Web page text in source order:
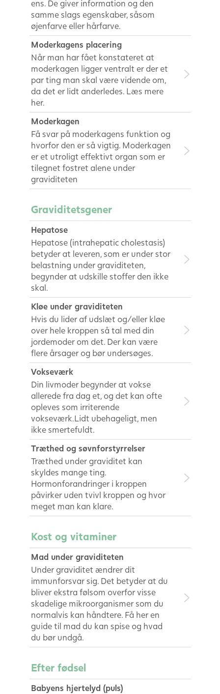
ens. De giver information og den
samme slags egenskaber, såsom
øjenfarve eller hårfarve.
Moderkagens placering
Når man har fået konstateret at
moderkagen ligger ventralt er der et
par ting man skal være vidende om,
da det er lidt anderledes. Læs mere
her.
Moderkagen
Få svar på moderkagens funktion og
hvorfor den er så vigtig. Moderkagen
er et utroligt effektivt organ som er
tilegnet fostret alene under
graviditeten
Graviditetsgener
Hepatose
Hepatose (intrahepatic cholestasis)
betyder at leveren, som er under stor
belastning under graviditeten,
begynder at udskille stoffer den ikke
skal.
Kløe under graviditeten
Hvis du lider af udslæt og/eller kløe
over hele kroppen så tal med din
jordemoder om det. Der kan være
flere årsager og bør undersøges.
Vokseværk
Din livmoder begynder at vokse
allerede fra dag et, og det kan ofte
opleves som irriterende
vokseværk.Lidt ubehageligt, men
ikke smertefuldt.
Træthed og søvnforstyrrelser
Træthed under graviditet kan
skyldes mange ting.
Hormonforandringer i kroppen
påvirker uden tvivl kroppen og hvor
meget man kan klare.
Kost og vitaminer
Mad under graviditeten
Under graviditet ændrer dit
immunforsvar sig. Det betyder at du
bliver ekstra følsom overfor visse
skadelige mikroorganismer som du
normalvis kan håndtere. Få her en
guide til mad du kan spise og hvad
du bør undgå.
Efter fødsel
Babyens hjertelyd (puls)